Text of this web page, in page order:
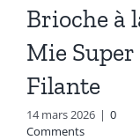
Brioche à
Mie Super
Filante
14 mars 2026 | 0
Comments